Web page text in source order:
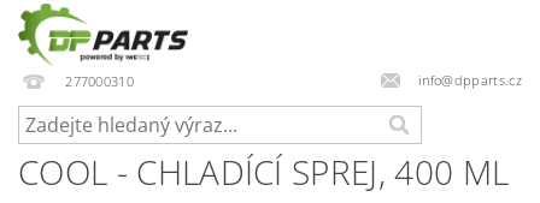
277000310 info@dpparts.cz
COOL - CHLADÍCÍ SPREJ, 400 ML